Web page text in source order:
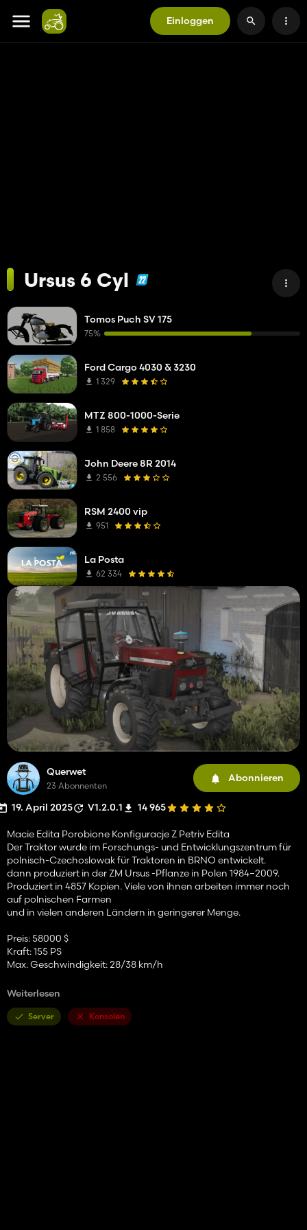
Einloggen
Ursus 6 Cyl
Querwet
23 Abonnenten
Abonnieren
19. April 2025 V1.2.0.1 14 965
Macie Edita Porobione Konfiguracje Z Petriv Edita
Der Traktor wurde im Forschungs- und Entwicklungszentrum für
polnisch-Czechoslowak für Traktoren in BRNO entwickelt.
dann produziert in der ZM Ursus -Pflanze in Polen 1984–2009.
Produziert in 4857 Kopien. Viele von ihnen arbeiten immer noch
auf polnischen Farmen
und in vielen anderen Ländern in geringerer Menge.
Preis: 58000 $
Kraft: 155 PS
Max. Geschwindigkeit: 28/38 km/h
Konfiumationen:
- Übertragung
- Abziehbilder
Weiterlesen
Server Konsolen
Tomos Puch SV 175
75%
Ford Cargo 4030 & 3230
1 329
MTZ 800-1000-Serie
1 858
John Deere 8R 2014
2 556
RSM 2400 vip
951
La Posta
62 334